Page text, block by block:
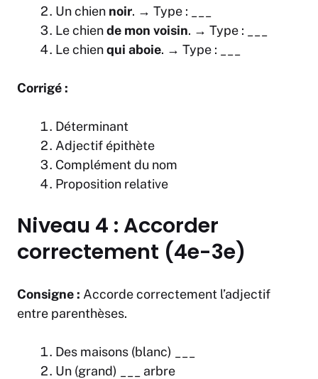
Un chien noir. → Type : ___
Le chiende mon voisin. → Type : ___
Le chienqui aboie. → Type : ___
Corrigé :
Déterminant
Adjectif épithète
Complément du nom
Proposition relative
Niveau 4 : Accorder
correctement (4e-3e)
Consigne : Accorde correctement l’adjectif
entre parenthèses.
Des maisons (blanc) ___
Un (grand) ___ arbre